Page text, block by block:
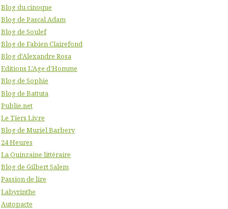
Blog du cinoque
Blog de Pascal Adam
Blog de Soulef
Blog de Fabien Clairefond
Blog d'Alexandre Rosa
Editions L'Age d'Homme
Blog de Sophie
Blog de Battuta
Publie.net
Le Tiers Livre
Blog de Muriel Barbery
24 Heures
La Quinzaine littéraire
Blog de Gilbert Salem
Passion de lire
Labyrinthe
Autopacte